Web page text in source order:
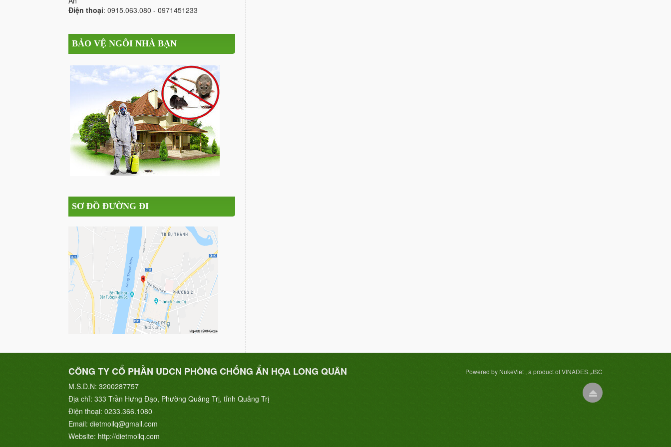
Điện thoại: 0915.063.080 - 0971451233
BẢO VỆ NGÔI NHÀ BẠN
SƠ ĐỒ ĐƯỜNG ĐI
CÔNG TY CỔ PHẦN UDCN PHÒNG CHỐNG ẨN HỌA LONG QUÂN
M.S.D.N: 3200287757
Địa chỉ: 333 Trần Hưng Đạo, Phường Quảng Trị, tỉnh Quảng Trị
Điện thoại: 0233.366.1080
Email: dietmoilq@gmail.com
Website: http://dietmoilq.com
Powered by NukeViet , a product of VINADES.,JSC